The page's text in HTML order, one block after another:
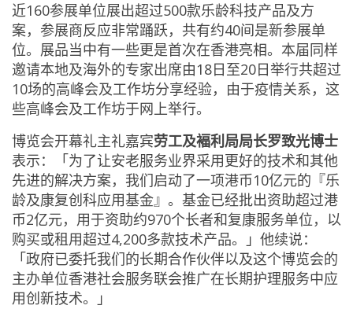
近160参展单位展出超过500款乐龄科技产品及方
案，参展商反应非常踊跃，共有约40间是新参展单
位。展品当中有一些更是首次在香港亮相。本届同样
邀请本地及海外的专家出席由18日至20日举行共超过
10场的高峰会及工作坊分享经验，由于疫情关系，这
些高峰会及工作坊于网上举行。
博览会开幕礼主礼嘉宾劳工及褔利局局长罗致光博士
表示：「为了让安老服务业界采用更好的技术和其他
先进的解决方案，我们启动了一项港币10亿元的『乐
龄及康复创科应用基金』。基金已经批出资助超过港
币2亿元，用于资助约970个长者和复康服务单位，以
购买或租用超过4,200多款技术产品。」他续说：
「政府已委托我们的长期合作伙伴以及这个博览会的
主办单位香港社会服务联会推广在长期护理服务中应
用创新技术。」